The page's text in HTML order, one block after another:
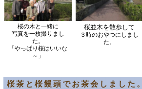
桜の木と一緒に
写真を一枚撮りまし
た。
「やっぱり桜はいいな
～」
桜並木を散歩して
３時のおやつにしまし
た。
桜茶と桜饅頭でお茶会しました。